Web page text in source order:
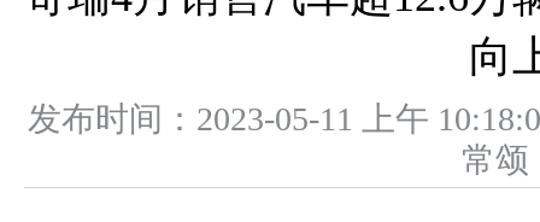
向
发布时间：2023-05-11 上午
常